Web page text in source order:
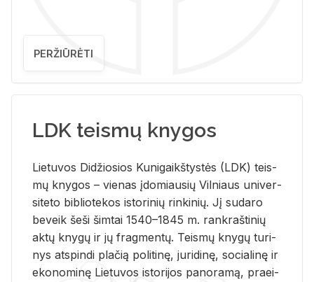
PERŽIŪRĖTI
LDK teismų knygos
Lie­tu­vos Di­džio­sios Ku­ni­gaikš­tys­tės (LDK) teis­
mų kny­gos – vie­nas įdo­miau­sių Vil­niaus uni­ver­
si­te­to bi­b­lio­te­kos is­to­ri­nių rin­ki­nių. Jį su­da­ro
be­veik šeši šim­tai 1540–1845 m. rank­raš­ti­nių
aktų kny­gų ir jų frag­men­tų. Teis­mų kny­gų tu­ri­
nys at­spin­di pla­čią po­li­ti­nę, ju­ri­di­nę, so­cia­li­nę ir
eko­no­mi­nę Lie­tu­vos is­to­ri­jos pa­no­ra­mą, pra­ei­